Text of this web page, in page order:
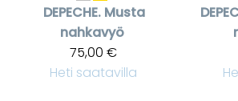
DEPECHE. Musta
nahkavyö
75,00 €
Heti saatavilla